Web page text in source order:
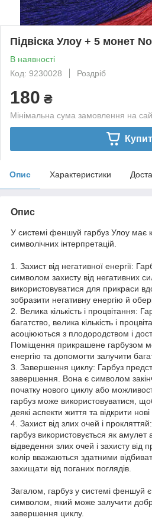
Підвіска Улоу + 5 монет
В наявності
Код: 9230028
Роздріб
180 ₴
Мінімальна сума замовлення на
Опис Характеристики
Опис
У системі феншуй гарбуз Улоу має
символічних інтерпретацій.
1. Захист від негативної енергії:
символом захисту від негативних
використовуватися для прикраси
зобразити негативну енергію й
2. Велика кількість і процвітання:
багатство, велика кількість і
асоціюються з плодородством і
Поміщення прикрашене гарбузом
енергію та допомогти залучити
3. Завершення циклу: Гарбуз
завершення. Вона є символом
початку нового циклу або
гарбуз може використовуватися,
деякі аспекти життя та відкрити
4. Захист від злих очей і
гарбуз використовується як амулет
відведення злих очей і захисту від
колір вважаються здатними
захищати від поганих поглядів.
Загалом, гарбуз у системі феншуй
символом, який може залучити
завершення циклу.